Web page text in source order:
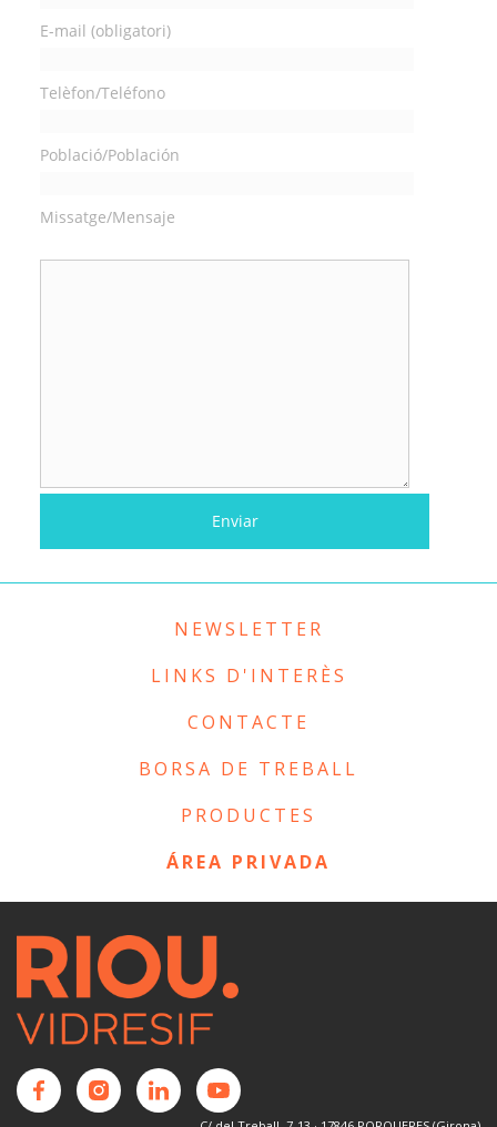
E-mail (obligatori)
Telèfon/Teléfono
Població/Población
Missatge/Mensaje
NEWSLETTER
LINKS D'INTERÈS
CONTACTE
BORSA DE TREBALL
PRODUCTES
ÁREA PRIVADA